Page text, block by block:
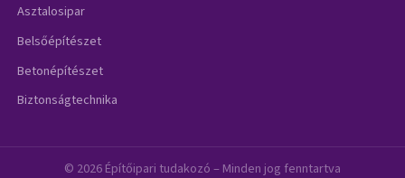
Asztalosipar
Belsőépítészet
Betonépítészet
Biztonságtechnika
© 2026 Építőipari tudakozó – Minden jog fenntartva